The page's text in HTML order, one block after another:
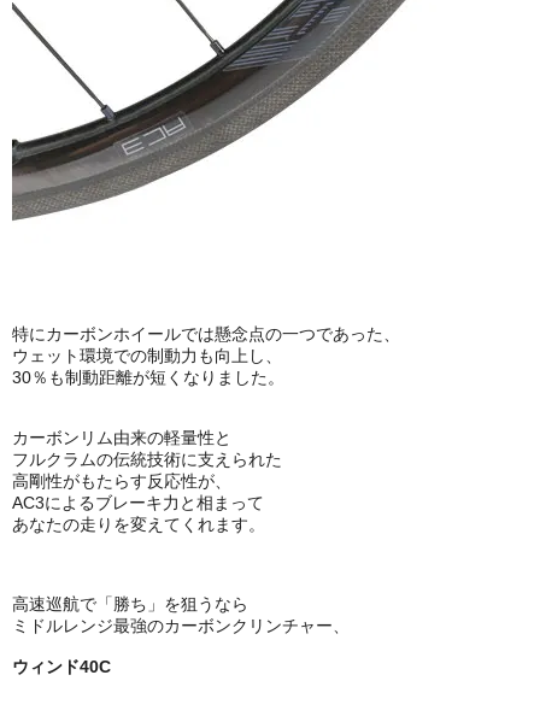
特にカーボンホイールでは懸念点の一つであった、
ウェット環境での制動力も向上し、
30％も制動距離が短くなりました。
カーボンリム由来の軽量性と
フルクラムの伝統技術に支えられた
高剛性がもたらす反応性が、
AC3によるブレーキ力と相まって
あなたの走りを変えてくれます。
高速巡航で「勝ち」を狙うなら
ミドルレンジ最強のカーボンクリンチャー、
ウィンド40C